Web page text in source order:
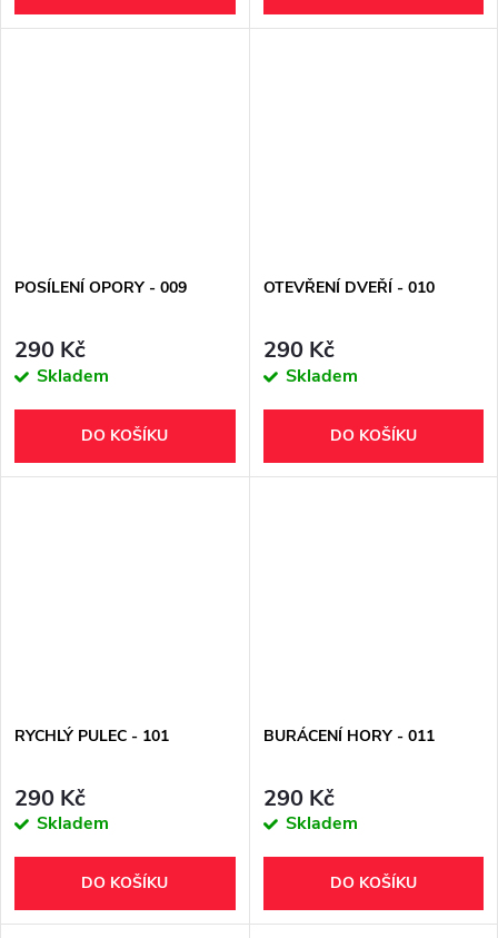
POSÍLENÍ OPORY - 009
290 Kč
Skladem
DO KOŠÍKU
OTEVŘENÍ DVEŘÍ - 010
290 Kč
Skladem
DO KOŠÍKU
RYCHLÝ PULEC - 101
290 Kč
Skladem
DO KOŠÍKU
BURÁCENÍ HORY - 011
290 Kč
Skladem
DO KOŠÍKU